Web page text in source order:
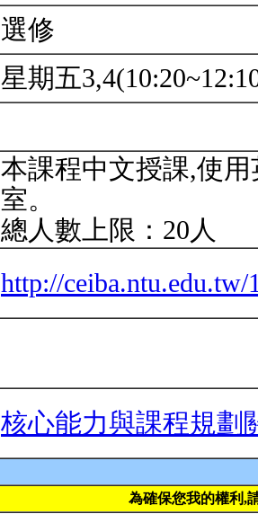
選修
星期五
本課程中文授課,使
室。
總人數上限：20人
http://ceiba.ntu.edu.tw/
核心能力與課程規劃
為確保您我的權利,